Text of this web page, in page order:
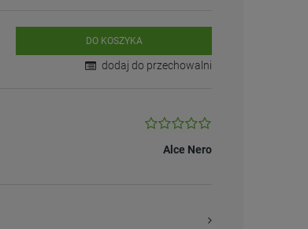
DO KOSZYKA
dodaj do przechowalni
Alce Nero